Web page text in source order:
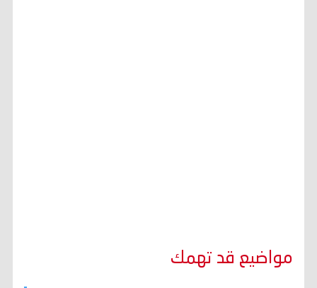
مواضيع قد تهمك